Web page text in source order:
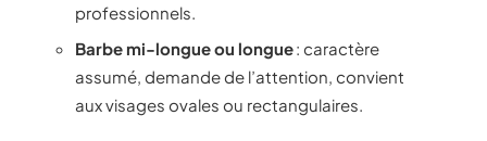
professionnels.
Barbe mi-longue ou longue: caractère
assumé, demande de l’attention, convient
aux visages ovales ou rectangulaires.